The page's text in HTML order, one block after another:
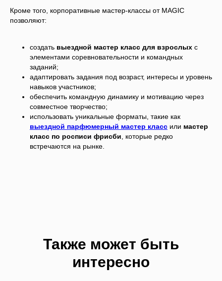
Кроме того, корпоративные мастер-классы от MAGIC
позволяют:
создать выездной мастер класс для взрослых с
элементами соревновательности и командных
заданий;
адаптировать задания под возраст, интересы и уровень
навыков участников;
обеспечить командную динамику и мотивацию через
совместное творчество;
использовать уникальные форматы, такие как
выездной парфюмерный мастер класс или мастер
класс по росписи фрисби , которые редко
встречаются на рынке.
Также может быть
интересно